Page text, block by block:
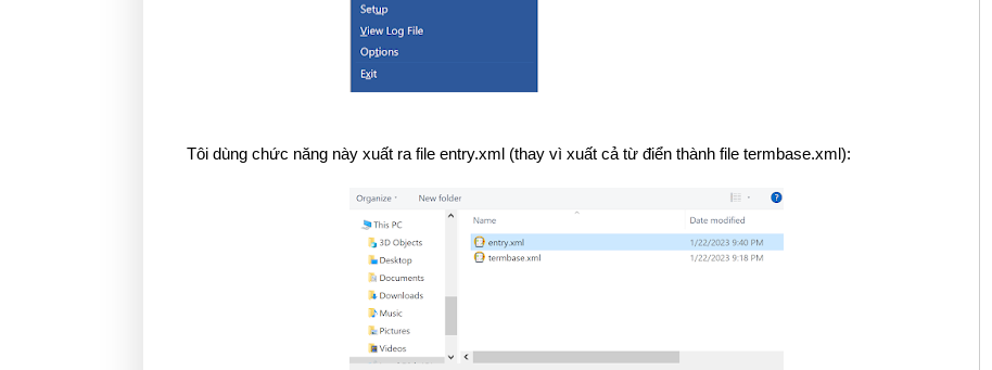
Tôi dùng chức năng này xuất ra file entry.xml (thay vì xuất cả từ điển thành file termbase.xml):